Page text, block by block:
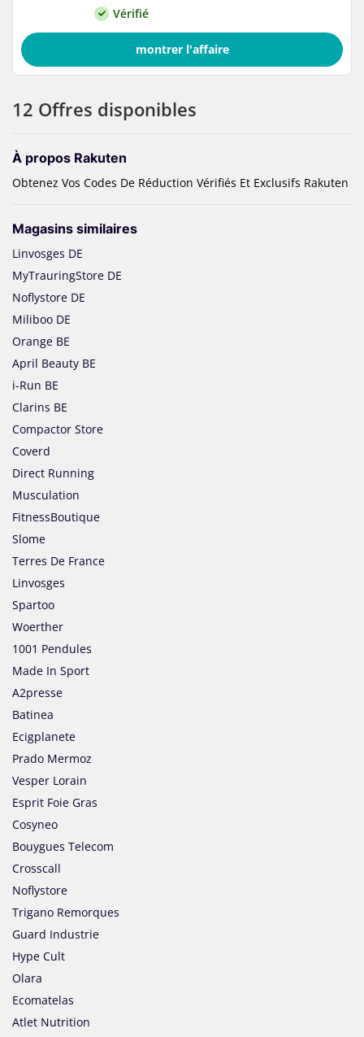
12 Offres disponibles
À propos Rakuten
Obtenez Vos Codes De Réduction Vérifiés Et Exclusifs Rakuten
Magasins similaires
Linvosges DE
MyTrauringStore DE
Noflystore DE
Miliboo DE
Orange BE
April Beauty BE
i-Run BE
Clarins BE
Compactor Store
Coverd
Direct Running
Musculation
FitnessBoutique
Slome
Terres De France
Linvosges
Spartoo
Woerther
1001 Pendules
Made In Sport
A2presse
Batinea
Ecigplanete
Prado Mermoz
Vesper Lorain
Esprit Foie Gras
Cosyneo
Bouygues Telecom
Crosscall
Noflystore
Trigano Remorques
Guard Industrie
Hype Cult
Olara
Ecomatelas
Atlet Nutrition
Vérifié
montrer l'affaire